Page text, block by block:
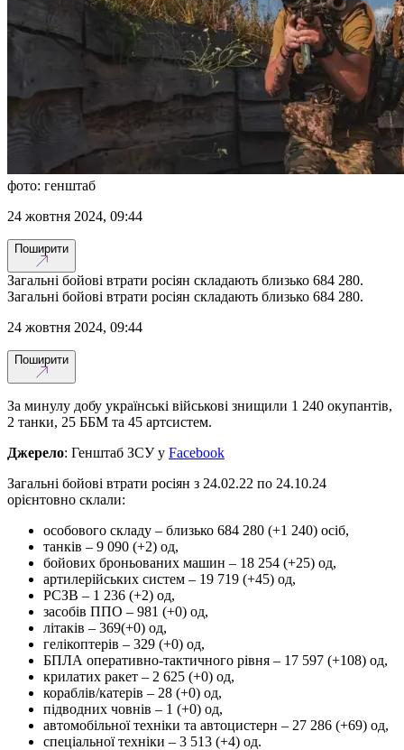
фото: генштаб
24 жовтня 2024, 09:44
Поширити
Загальні бойові втрати росіян складають близько 684 280.
Загальні бойові втрати росіян складають близько 684 280.
24 жовтня 2024, 09:44
Поширити
За минулу добу українські військові знищили 1 240 окупантів,
2 танки, 25 ББМ та 45 артсистем.
Джерело: Генштаб ЗСУ у Facebook
Загальні бойові втрати росіян з 24.02.22 по 24.10.24
орієнтовно склали:
особового складу – близько 684 280 (+1 240) осіб,
танків – 9 090 (+2) од,
бойових броньованих машин – 18 254 (+25) од,
артилерійських систем – 19 719 (+45) од,
РСЗВ – 1 236 (+2) од,
засобів ППО – 981 (+0) од,
літаків – 369(+0) од,
гелікоптерів – 329 (+0) од,
БПЛА оперативно-тактичного рівня – 17 597 (+108) од,
крилатих ракет – 2 625 (+0) од,
кораблів/катерів – 28 (+0) од,
підводних човнів – 1 (+0) од,
автомобільної техніки та автоцистерн – 27 286 (+69) од,
спеціальної техніки – 3 513 (+4) од.